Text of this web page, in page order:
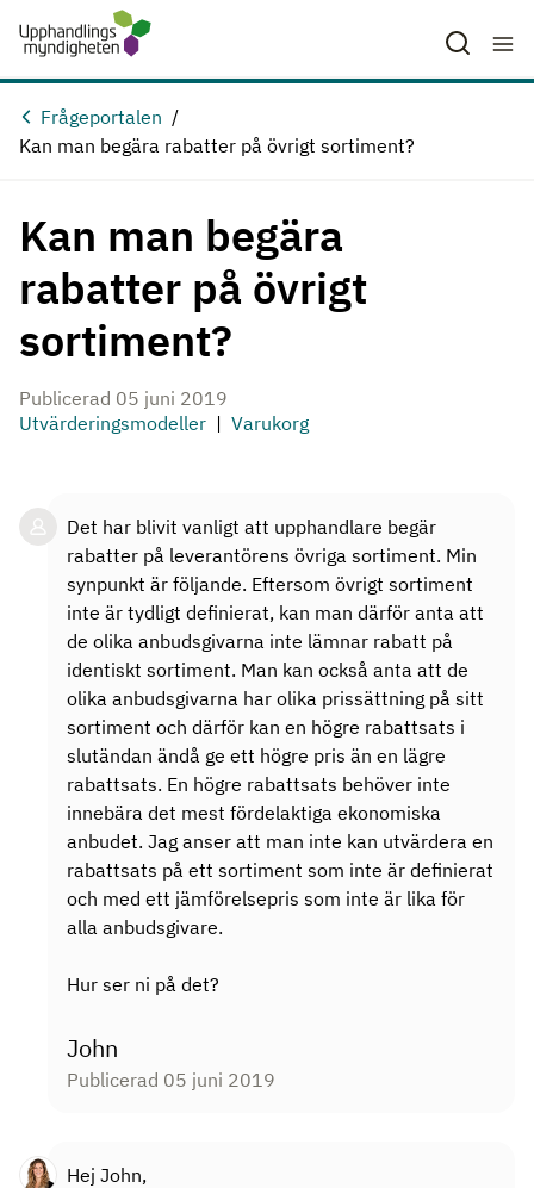
Hoppa till huvudinnehåll
Frågeportalen
Kan man begära rabatter på övrigt sortiment?
Kan man begära
rabatter på övrigt
sortiment?
Publicerad 05 juni 2019
Utvärderingsmodeller
Varukorg
Det har blivit vanligt att upphandlare begär
rabatter på leverantörens övriga sortiment. Min
synpunkt är följande. Eftersom övrigt sortiment
inte är tydligt definierat, kan man därför anta att
de olika anbudsgivarna inte lämnar rabatt på
identiskt sortiment. Man kan också anta att de
olika anbudsgivarna har olika prissättning på sitt
sortiment och därför kan en högre rabattsats i
slutändan ändå ge ett högre pris än en lägre
rabattsats. En högre rabattsats behöver inte
innebära det mest fördelaktiga ekonomiska
anbudet. Jag anser att man inte kan utvärdera en
rabattsats på ett sortiment som inte är definierat
och med ett jämförelsepris som inte är lika för
alla anbudsgivare.
Hur ser ni på det?
John
Publicerad 05 juni 2019
Hej John,